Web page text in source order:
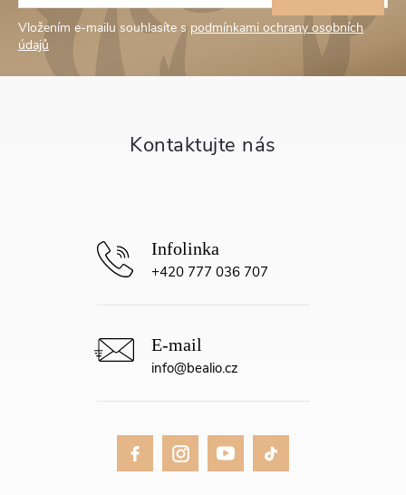
pVložením e-mailu souhlasíte s podmínkami ochrany osobních
údajů
info@bealio.cz
+420 777 036 707